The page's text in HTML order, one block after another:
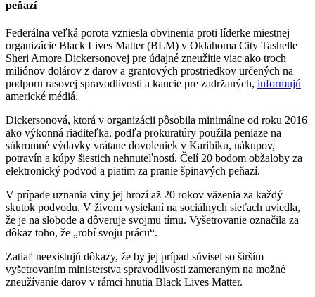
peňazí
Federálna veľká porota vzniesla obvinenia proti líderke miestnej
organizácie Black Lives Matter (BLM) v Oklahoma City Tashelle
Sheri Amore Dickersonovej pre údajné zneužitie viac ako troch
miliónov dolárov z darov a grantových prostriedkov určených na
podporu rasovej spravodlivosti a kaucie pre zadržaných, informujú
americké médiá.
Dickersonová, ktorá v organizácii pôsobila minimálne od roku 2016
ako výkonná riaditeľka, podľa prokuratúry použila peniaze na
súkromné výdavky vrátane dovoleniek v Karibiku, nákupov,
potravín a kúpy šiestich nehnuteľností. Čelí 20 bodom obžaloby za
elektronický podvod a piatim za pranie špinavých peňazí.
V prípade uznania viny jej hrozí až 20 rokov väzenia za každý
skutok podvodu. V živom vysielaní na sociálnych sieťach uviedla,
že je na slobode a dôveruje svojmu tímu. Vyšetrovanie označila za
dôkaz toho, že „robí svoju prácu“.
Zatiaľ neexistujú dôkazy, že by jej prípad súvisel so širším
vyšetrovaním ministerstva spravodlivosti zameraným na možné
zneužívanie darov v rámci hnutia Black Lives Matter.